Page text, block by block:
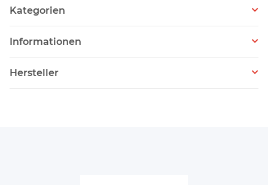
Kategorien
Informationen
Hersteller